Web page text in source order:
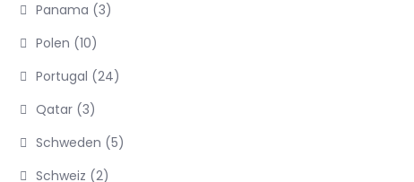
Panama (3)
Polen (10)
Portugal (24)
Qatar (3)
Schweden (5)
Schweiz (2)